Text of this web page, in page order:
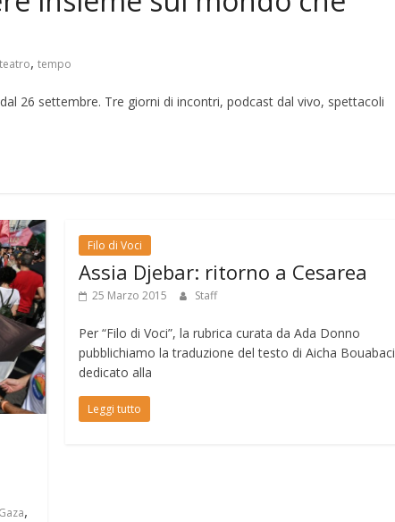
teatro, tempo
26 settembre. Tre giorni di incontri, podcast dal vivo, spettacoli
Gaza,
Filo di Voci
Assia Djebar: ritorno a Cesarea
25 Marzo 2015 Staff
Per “Filo di Voci”, la rubrica curata da Ada Donno
pubblichiamo la traduzione del testo di Aicha Bouabaci
dedicato alla
Leggi tutto